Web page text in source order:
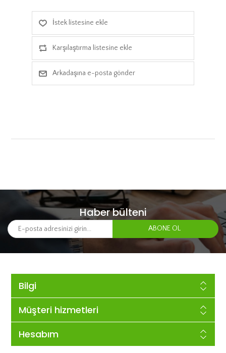
İstek listesine ekle
Karşılaştırma listesine ekle
Arkadaşına e-posta gönder
Haber bülteni
Bilgi
Müşteri hizmetleri
Hesabım